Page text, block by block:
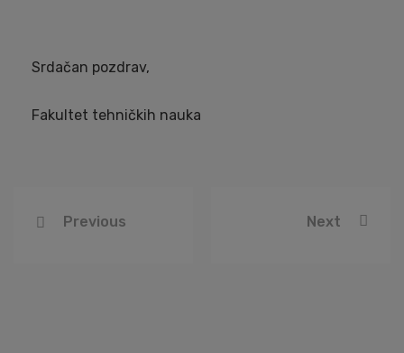
Srdačan pozdrav,
Fakultet tehničkih nauka
Previous Next